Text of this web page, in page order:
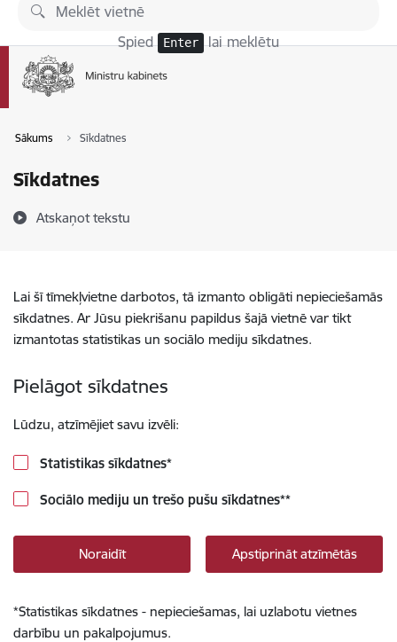
Pāriet uz lapas saturu
Spied Enter lai meklētu
Sākums Sīkdatnes
Sīkdatnes
Atskaņot tekstu
Lai šī tīmekļvietne darbotos, tā izmanto obligāti nepieciešamās
sīkdatnes. Ar Jūsu piekrišanu papildus šajā vietnē var tikt
izmantotas statistikas un sociālo mediju sīkdatnes.
Pielāgot sīkdatnes
Lūdzu, atzīmējiet savu izvēli:
Statistikas sīkdatnes*
Sociālo mediju un trešo pušu sīkdatnes**
Noraidīt Apstiprināt atzīmētās
*Statistikas sīkdatnes - nepieciešamas, lai uzlabotu vietnes
darbību un pakalpojumus.